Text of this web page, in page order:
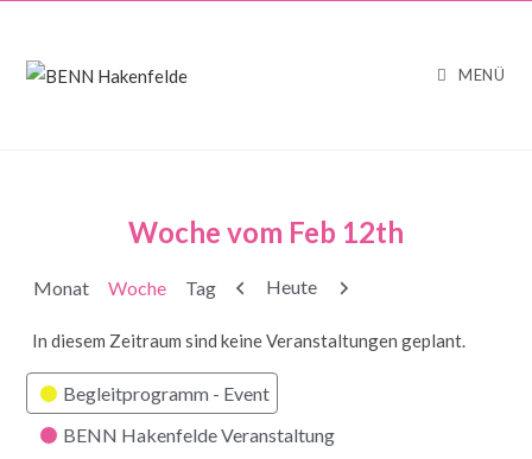
MENÜ
Woche vom Feb 12th
Monat Woche Tag Zurück
Heute Weiter
In diesem Zeitraum sind keine Veranstaltungen geplant.
Kategorien
Begleitprogramm - Event
BENN Hakenfelde Veranstaltung